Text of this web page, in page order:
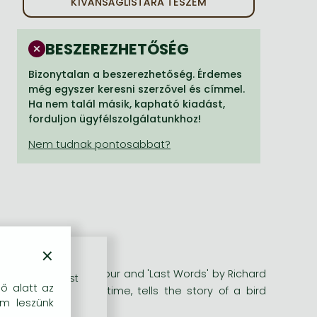
BESZEREZHETŐSÉG
Bizonytalan a beszerezhetőség. Érdemes
még egyszer keresni szerzővel és címmel.
Ha nem talál másik, kapható kiadást,
forduljon ügyfélszolgálatunkhoz!
Part Four and 'Last Words' by Richard
fable of our time, tells the story of a bird
×
alatt az
leszünk
szolgáltatást